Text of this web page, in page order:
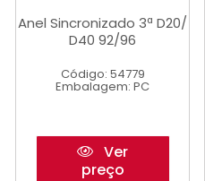
Anel Sincronizado 3ª D20/
D40 92/96
Código: 54779
Embalagem: PC
Ver
preço